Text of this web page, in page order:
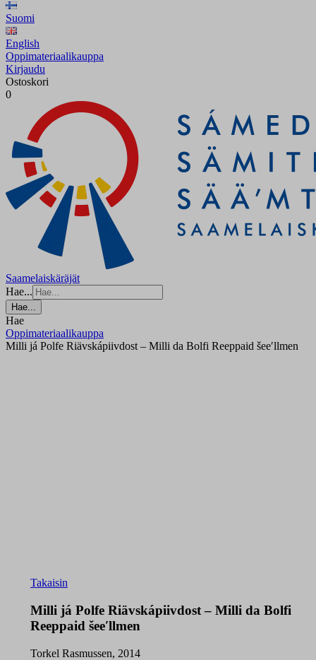
Suomi
English
Oppimateriaalikauppa
Kirjaudu
Ostoskori
0
Saamelaiskäräjät
Hae...
Hae...
Hae
Oppimateriaalikauppa
Milli já Polfe Riävskápiivdost – Milli da Bolfi Reeppaid šeeʹllmen
Takaisin
Milli já Polfe Riävskápiivdost – Milli da Bolfi
Reeppaid šeeʹllmen
Torkel Rasmussen, 2014